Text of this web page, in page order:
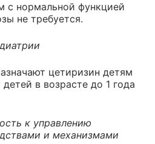
с нормальной функцией
не требуется.
цетиризин детям
в возрасте до 1 года
к управлению
и механизмами